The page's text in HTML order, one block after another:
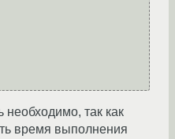
так как
время выполнения